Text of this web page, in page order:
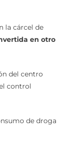
la cárcel de
en otro
del centro
control
de droga